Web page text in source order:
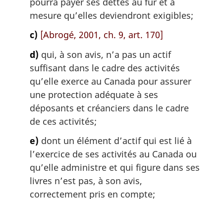
mesure qu’elles deviendront exigibles;
c) [Abrogé, 2001, ch. 9, art. 170]
d) qui, à son avis, n’a pas un actif
suffisant dans le cadre des activités
qu’elle exerce au Canada pour assurer
une protection adéquate à ses
déposants et créanciers dans le cadre
de ces activités;
e) dont un élément d’actif qui est lié à
l’exercice de ses activités au Canada ou
qu’elle administre et qui figure dans ses
livres n’est pas, à son avis,
correctement pris en compte;